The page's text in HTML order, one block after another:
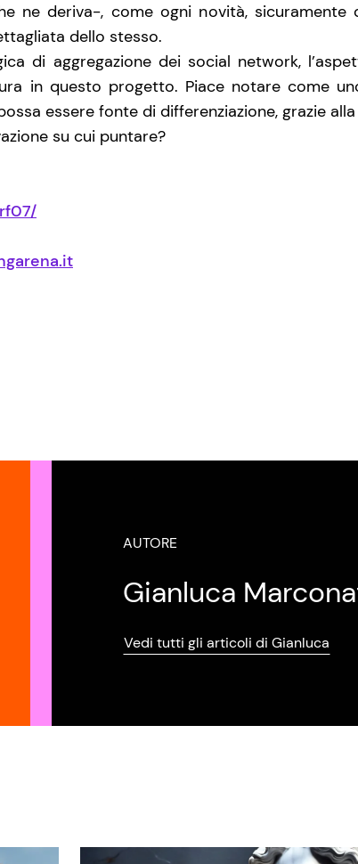
ne deriva-, come ogni novità,
dello stesso.
di aggregazione dei social network,
in questo progetto. Piace notare come
essere fonte di differenziazione, grazie
su cui puntare?
AUTORE
Gianluca
Vedi tutti gli articoli di Gianluca